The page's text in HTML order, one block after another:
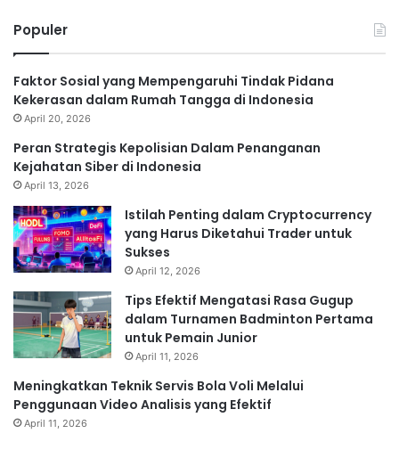
Populer
Faktor Sosial yang Mempengaruhi Tindak Pidana
Kekerasan dalam Rumah Tangga di Indonesia
April 20, 2026
Peran Strategis Kepolisian Dalam Penanganan
Kejahatan Siber di Indonesia
April 13, 2026
Istilah Penting dalam Cryptocurrency
yang Harus Diketahui Trader untuk
Sukses
April 12, 2026
Tips Efektif Mengatasi Rasa Gugup
dalam Turnamen Badminton Pertama
untuk Pemain Junior
April 11, 2026
Meningkatkan Teknik Servis Bola Voli Melalui
Penggunaan Video Analisis yang Efektif
April 11, 2026